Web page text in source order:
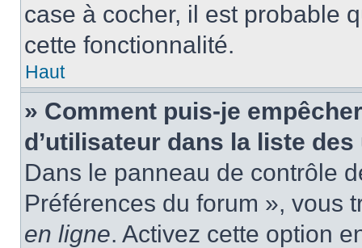
case à cocher, il est probable
cette fonctionnalité.
Haut
» Comment puis-je
d’utilisateur dans la liste
Dans le panneau de contrôle
Préférences du forum », vous
en ligne. Activez cette option